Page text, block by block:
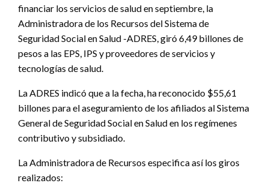
financiar los servicios de salud en septiembre, la
Administradora de los Recursos del Sistema de
Seguridad Social en Salud -ADRES, giró 6,49 billones de
pesos a las EPS, IPS y proveedores de servicios y
tecnologías de salud.
La ADRES indicó que a la fecha, ha reconocido $55,61
billones para el aseguramiento de los afiliados al Sistema
General de Seguridad Social en Salud en los regímenes
contributivo y subsidiado.
La Administradora de Recursos especifica así los giros
realizados: